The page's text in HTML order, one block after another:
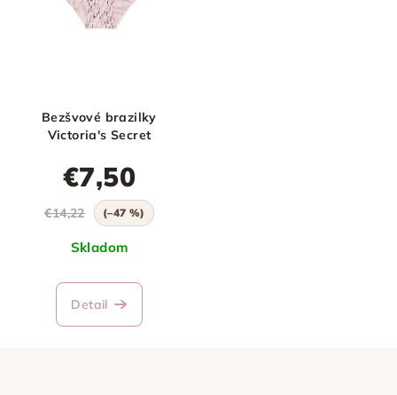
Bezšvové brazilky
Victoria's Secret
€7,50
€14,22 (–47 %)
Skladom
Detail